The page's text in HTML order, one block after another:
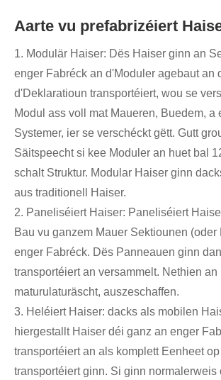
Aarte vu prefabrizéiert
1. Modulär Haiser: Dës Haiser ginn an
enger Fabréck an d'Moduler agebaut an
d'Deklaratioun transportéiert, wou se
Modul ass voll mat Maueren, Buedem, a
Systemer, ier se verschéckt gëtt. Gutt
Säitspeecht si kee Moduler an huet bal
schalt Struktur. Modular Haiser ginn
aus traditionell Haiser.
2. Paneliséiert Haiser: Paneliséiert
Bau vu ganzem Mauer Sektiounen (oder
enger Fabréck. Dës Panneauen ginn
transportéiert an versammelt. Nethien an
maturulaturäscht, auszeschaffen.
3. Heléiert Haiser: dacks als mobilen
hiergestallt Haiser déi ganz an enger
transportéiert an als komplett Eenheet
transportéiert ginn. Si ginn normalerweis